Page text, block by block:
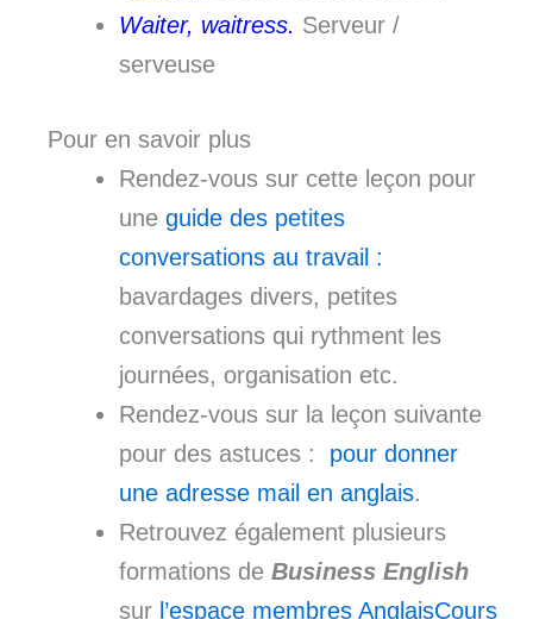
Waiter, waitress. Serveur /
serveuse
Pour en savoir plus
Rendez-vous sur cette leçon pour
une guide des petites
conversations au travail :
bavardages divers, petites
conversations qui rythment les
journées, organisation etc.
Rendez-vous sur la leçon suivante
pour des astuces : pour donner
une adresse mail en anglais.
Retrouvez également plusieurs
formations de Business English
sur l’espace membres AnglaisCours